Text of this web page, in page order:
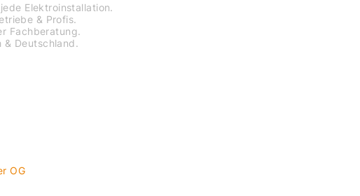
Elektroinstallation.
& Profis.
Fachberatung.
& Deutschland.
OG